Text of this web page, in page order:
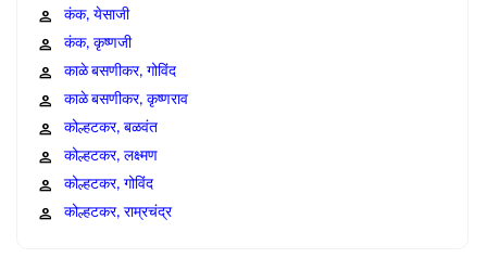
कंक, येसाजी
कंक, कृष्णजी
काळे बसणीकर, गोविंद
काळे बसणीकर, कृष्णराव
कोल्हटकर, बळवंत
कोल्हटकर, लक्ष्मण
कोल्हटकर, गोविंद
कोल्हटकर, राम्रचंद्र